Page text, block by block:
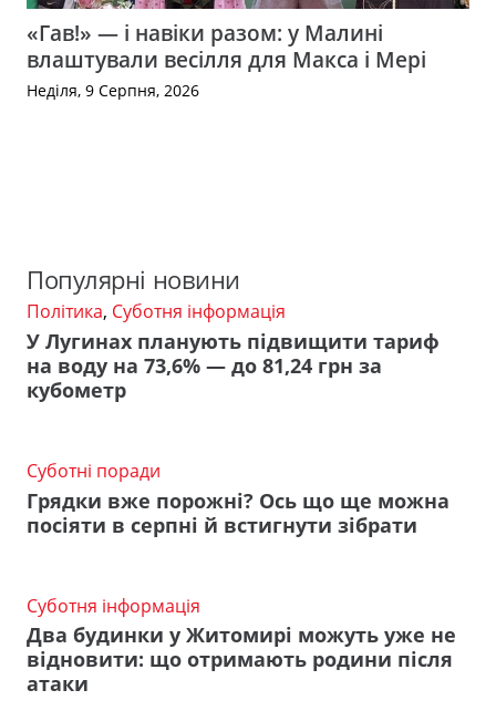
«Гав!» — і навіки разом: у Малині
влаштували весілля для Макса і Мері
Неділя, 9 Серпня, 2026
Популярні новини
Політика, Суботня інформація
У Лугинах планують підвищити тариф
на воду на 73,6% — до 81,24 грн за
кубометр
Суботні поради
Грядки вже порожні? Ось що ще можна
посіяти в серпні й встигнути зібрати
Суботня інформація
Два будинки у Житомирі можуть уже не
відновити: що отримають родини після
атаки